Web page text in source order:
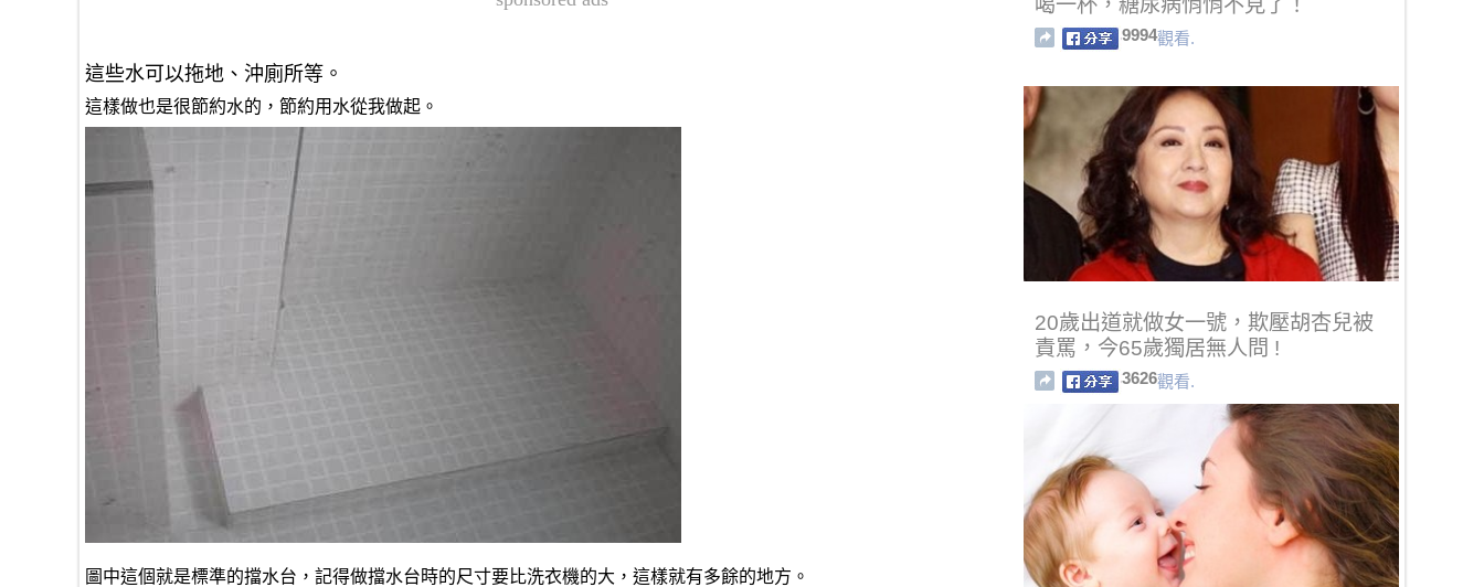
這些水可以拖地、沖廁所等。
這樣做也是很節約水的，節約用水從我做起。
圖中這個就是標準的擋水台，記得做擋水台時的尺寸要比洗衣機的大，這樣就有多餘的地方。
喝一杯，糖尿病悄悄不見了！
9994觀看.
20歲出道就做女一號，欺壓胡杏兒被
責罵，今65歲獨居無人問 !
3626觀看.